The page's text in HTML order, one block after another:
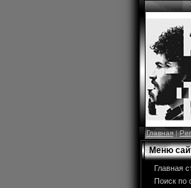
Главная|
Меню
Главная
Поиск по